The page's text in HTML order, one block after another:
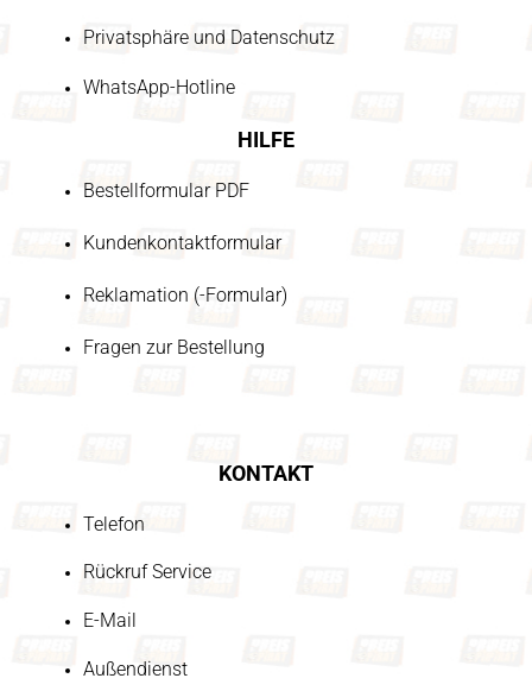
Privatsphäre und Datenschutz
WhatsApp-Hotline
HILFE
Bestellformular PDF
Kundenkontaktformular
Reklamation (-Formular)
Fragen zur Bestellung
KONTAKT
Telefon
Rückruf Service
E-Mail
Außendienst